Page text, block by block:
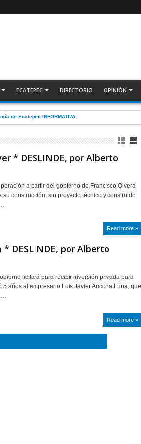
ECATEPEC DIRECTORIO OPINIÓN
de Ecatepec INFORMATIVA
* DESLINDE, por Alberto
a partir del gobierno de Francisco Olvera
su construcción, sin proyecto técnico y construido
Read more »
DESLINDE, por Alberto
licitará para recibir inversión privada para
años al empresario Luis Javier Ancona Luna, que
…
Read more »